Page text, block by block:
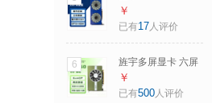
Arc B580 TITAN泰
坦 12G GDDR6 OC
B580 12G 双星 双
风扇(全新2K游戏剪
辑)
￥
已有17人评价
6
旌宇多屏显卡 六屏
6miniDP R7 350 可
转多种接口 直播炒
￥
已有500人评价